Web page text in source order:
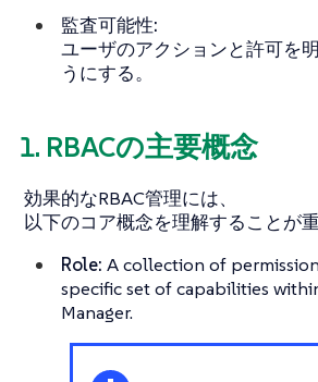
監査可能性:
ユーザのアクションと許可を
うにする。
1. RBACの主要概念
効果的なRBAC管理には、
以下のコア概念を理解することが重
Role: A collection of
specific set of capabilities
Manager.